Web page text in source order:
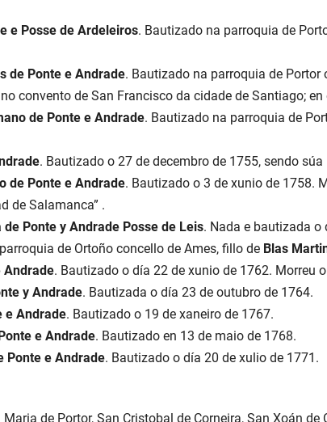
e Posse de Ardeleiros. Bautizado na parroquia de
de Ponte e Andrade. Bautizado na parroquia de Portor
convento de San Francisco da cidade de Santiago;
de Ponte e Andrade. Bautizado na parroquia de
. Bautizado o 27 de decembro de 1755, sendo
de Ponte e Andrade. Bautizado o 3 de xunio de 1758.
de Salamanca” .
de Ponte y Andrade Posse de Leis. Nada e bautizada o
de Ortoño concello de Ames, fillo de Blas
Andrade. Bautizado o día 22 de xunio de 1762. Morreu
y Andrade. Bautizada o día 23 de outubro de 1764.
e Andrade. Bautizado o 19 de xaneiro de 1767.
e Andrade. Bautizado en 13 de maio de 1768.
Ponte e Andrade. Bautizado o día 20 de xulio de 1771.
de Portor, San Cristobal de Corneira, San Xoán de